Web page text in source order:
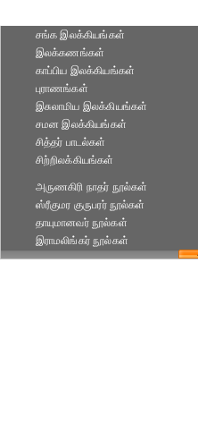
சங்க இலக்கியங்கள்
இலக்கணங்கள்
காப்பிய இலக்கியங்கள்
புராணங்கள்
இசுலாமிய இலக்கியங்கள்
சமன இலக்கியங்கள்
சித்தர் பாடல்கள்
சிற்றிலக்கியங்கள்
அருணகிரி நாதர் நூல்கள்
ஸ்ரீகுமர குருபரர் நூல்கள்
தாயுமானவர் நூல்கள்
இராமலிங்கர் நூல்கள்